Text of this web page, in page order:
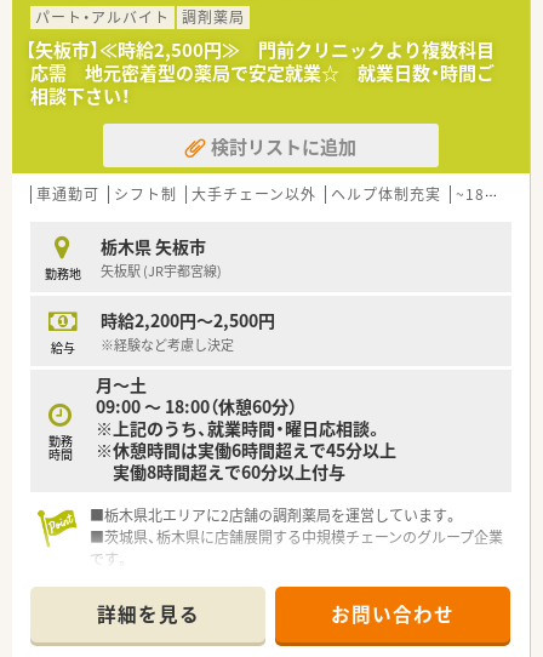
パート・アルバイト
調剤薬局
【矢板市】≪時給2,500円≫ 門前クリニックより複数科目
応需 地元密着型の薬局で安定就業☆ 就業日数・時間ご
相談下さい！
検討リストに追加
車通勤可 シフト制 大手チェーン以外 ヘルプ体制充実 ~18時までの職場
勤務地
栃木県 矢板市
矢板駅 (JR宇都宮線)
給与
時給2,200円～2,500円
※経験など考慮し決定
勤務
時間
月～土
09:00 ～ 18:00（休憩60分）
※上記のうち、就業時間・曜日応相談。
※休憩時間は実働6時間超えで45分以上
実働8時間超えで60分以上付与
■栃木県北エリアに2店舗の調剤薬局を運営しています。
■茨城県、栃木県に店舗展開する中規模チェーンのグループ企業
です。
詳細を見る お問い合わせ